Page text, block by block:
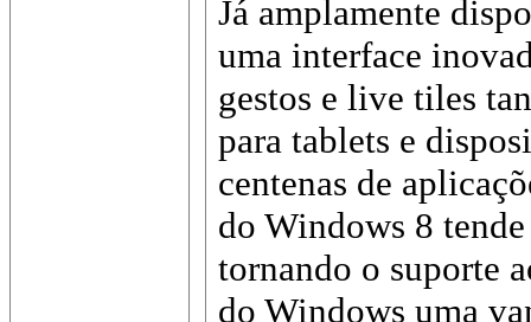
Já amplamente
uma interface
gestos e live tiles
para tablets e
centenas de
do Windows 8
tornando o suporte
do Windows uma